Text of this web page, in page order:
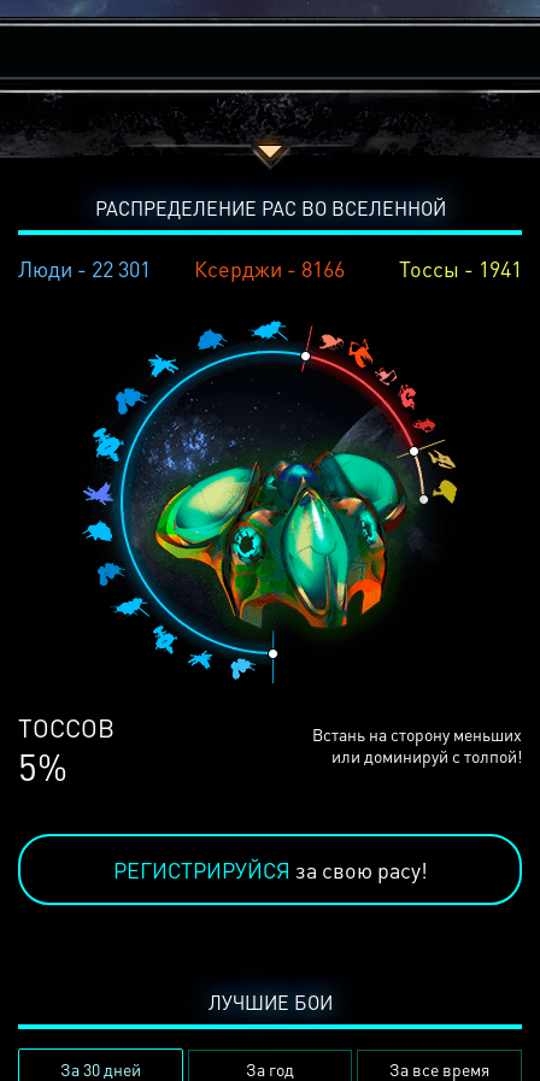
РАСПРЕДЕЛЕНИЕ РАС ВО ВСЕЛЕННОЙ
Люди - 22 301 Ксерджи - 8166 Тоссы - 1941
ЛЮДЕЙ
68%
Встань на сторону меньших
или доминируй с толпой!
РЕГИСТРИРУЙСЯ за свою расу!
ЛУЧШИЕ БОИ
За 30 дней За год За все время